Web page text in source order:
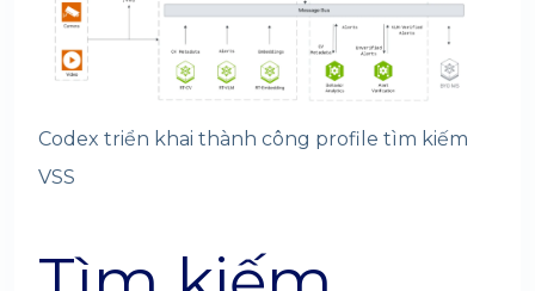
Codex triển khai thành công profile tìm kiếm
VSS